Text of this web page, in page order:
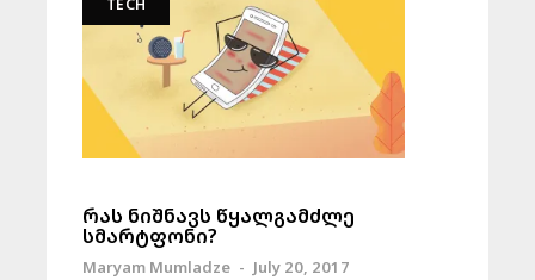
რას ნიშნავს წყალგამძლე
სმარტფონი?
Maryam Mumladze - July 20, 2017